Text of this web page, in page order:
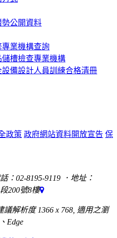
公開資料
業機構查詢
槽檢查專業機構
備設計人員訓練合格清冊
政策 政府網站資料開放宣告 保
：02-8195-9119 ．地址：
200號8樓
解析度 1366 x 768, 適用之瀏
Edge